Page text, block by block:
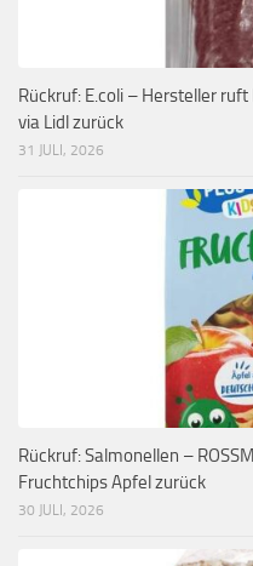
Rückruf: E.coli – Hersteller
via Lidl zurück
31 JULI, 2026
Rückruf: Salmonellen –
Fruchtchips Apfel zurück
30 JULI, 2026